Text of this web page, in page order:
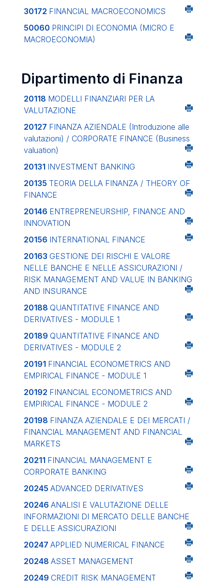
30172 FINANCIAL MACROECONOMICS
50060 PRINCIPI DI ECONOMIA (MICRO E
MACROECONOMIA)
Dipartimento di Finanza
20118 MODELLI FINANZIARI PER LA
VALUTAZIONE
20127 FINANZA AZIENDALE (Introduzione alle
valutazioni) / CORPORATE FINANCE (Business
valuation)
20131 INVESTMENT BANKING
20135 TEORIA DELLA FINANZA / THEORY OF
FINANCE
20146 ENTREPRENEURSHIP, FINANCE AND
INNOVATION
20156 INTERNATIONAL FINANCE
20163 GESTIONE DEI RISCHI E VALORE
NELLE BANCHE E NELLE ASSICURAZIONI /
RISK MANAGEMENT AND VALUE IN BANKING
AND INSURANCE
20188 QUANTITATIVE FINANCE AND
DERIVATIVES - MODULE 1
20189 QUANTITATIVE FINANCE AND
DERIVATIVES - MODULE 2
20191 FINANCIAL ECONOMETRICS AND
EMPIRICAL FINANCE - MODULE 1
20192 FINANCIAL ECONOMETRICS AND
EMPIRICAL FINANCE - MODULE 2
20198 FINANZA AZIENDALE E DEI MERCATI /
FINANCIAL MANAGEMENT AND FINANCIAL
MARKETS
20211 FINANCIAL MANAGEMENT E
CORPORATE BANKING
20245 ADVANCED DERIVATIVES
20246 ANALISI E VALUTAZIONE DELLE
INFORMAZIONI DI MERCATO DELLE BANCHE
E DELLE ASSICURAZIONI
20247 APPLIED NUMERICAL FINANCE
20248 ASSET MANAGEMENT
20249 CREDIT RISK MANAGEMENT